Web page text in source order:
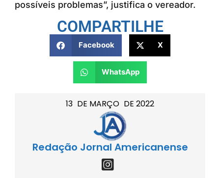
13 DE MARÇO DE 2022
Redação Jornal Americanense
possíveis problemas”, justifica o vereador.
COMPARTILHE
Facebook X
WhatsApp